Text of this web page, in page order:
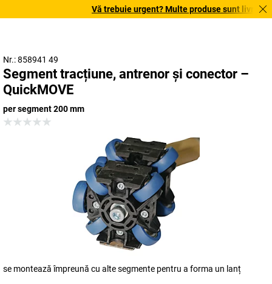
Vă trebuie urgent? Multe produse sunt livrate
Nr.: 858941 49
Segment tracțiune, antrenor și conector –
QuickMOVE
per segment 200 mm
se montează împreună cu alte segmente pentru a forma un lanț